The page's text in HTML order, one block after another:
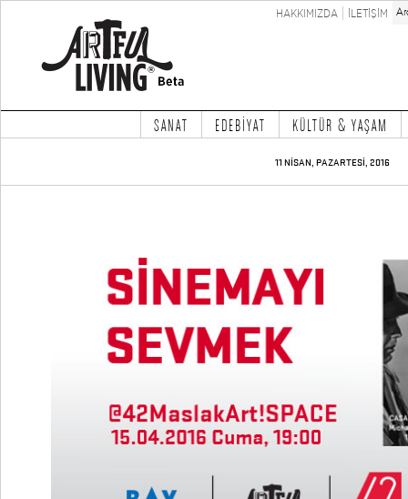
HAKKIMIZDA İLETİŞİM
SANAT EDEBİYAT KÜLTÜR & YAŞAM
11 NİSAN, PAZARTESİ, 2016